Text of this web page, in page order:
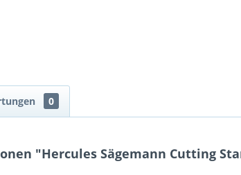
0
"Hercules Sägemann Cutting